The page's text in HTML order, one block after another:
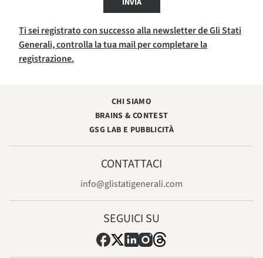
INVIA
Ti sei registrato con successo alla newsletter de Gli Stati
Generali, controlla la tua mail per completare la
registrazione.
CHI SIAMO
BRAINS & CONTEST
GSG LAB E PUBBLICITÀ
CONTATTACI
info@glistatigenerali.com
SEGUICI SU